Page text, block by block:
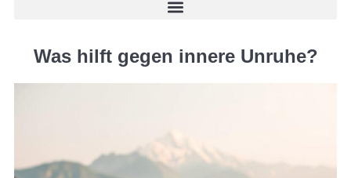
Was hilft gegen innere Unruhe?